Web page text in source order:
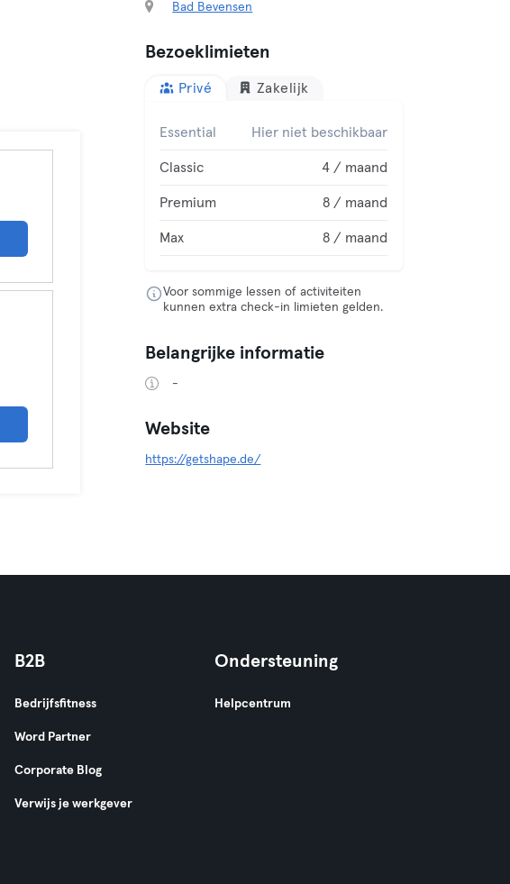
Bad Bevensen
Bezoeklimieten
Privé Zakelijk
Essential Hier niet beschikbaar
Classic 4 / maand
Premium 8 / maand
Max 8 / maand
Voor sommige lessen of activiteiten
kunnen extra check-in limieten gelden.
Belangrijke informatie
-
Website
https://getshape.de/
B2B
Bedrijfsfitness
Word Partner
Corporate Blog
Verwijs je werkgever
Ondersteuning
Helpcentrum